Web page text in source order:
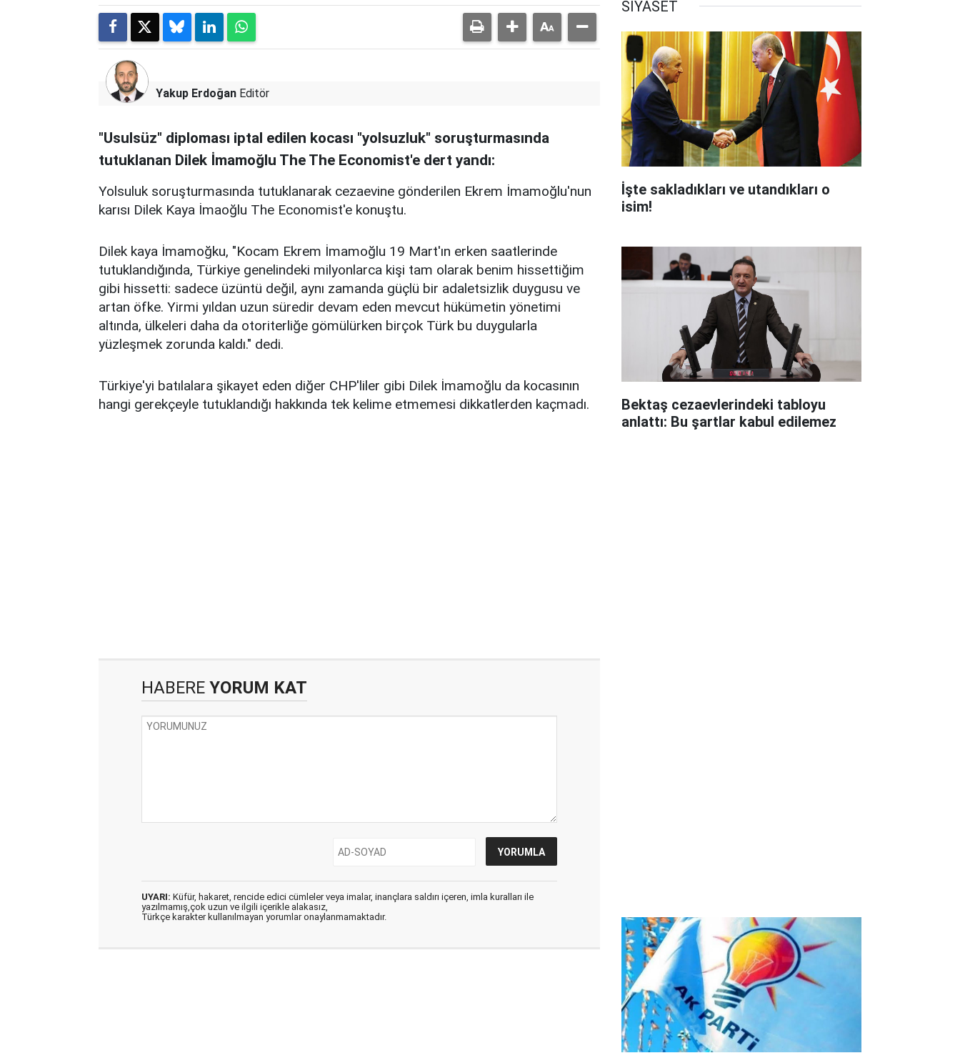
Yakup Erdoğan Editör
"Usulsüz" diploması iptal edilen kocası "yolsuzluk" soruşturmasında
tutuklanan Dilek İmamoğlu The The Economist'e dert yandı:
Yolsuluk soruşturmasında tutuklanarak cezaevine gönderilen Ekrem İmamoğlu'nun
karısı Dilek Kaya İmaoğlu The Economist'e konuştu.
Dilek kaya İmamoğku, "Kocam Ekrem İmamoğlu 19 Mart'ın erken saatlerinde
tutuklandığında, Türkiye genelindeki milyonlarca kişi tam olarak benim hissettiğim
gibi hissetti: sadece üzüntü değil, aynı zamanda güçlü bir adaletsizlik duygusu ve
artan öfke. Yirmi yıldan uzun süredir devam eden mevcut hükümetin yönetimi
altında, ülkeleri daha da otoriterliğe gömülürken birçok Türk bu duygularla
yüzleşmek zorunda kaldı." dedi.
Türkiye'yi batılalara şikayet eden diğer CHP'liler gibi Dilek İmamoğlu da kocasının
hangi gerekçeyle tutuklandığı hakkında tek kelime etmemesi dikkatlerden kaçmadı.
HABERE YORUM KAT
UYARI: Küfür, hakaret, rencide edici cümleler veya imalar, inançlara saldırı içeren, imla kuralları ile
yazılmamış,çok uzun ve ilgili içerikle alakasız,
Türkçe karakter kullanılmayan yorumlar onaylanmamaktadır.
SİYASET
İşte sakladıkları ve utandıkları o
isim!
Bektaş cezaevlerindeki tabloyu
anlattı: Bu şartlar kabul edilemez